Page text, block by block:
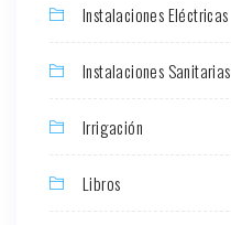
Instalaciones Eléctricas
Instalaciones Sanitarias
Irrigación
Libros